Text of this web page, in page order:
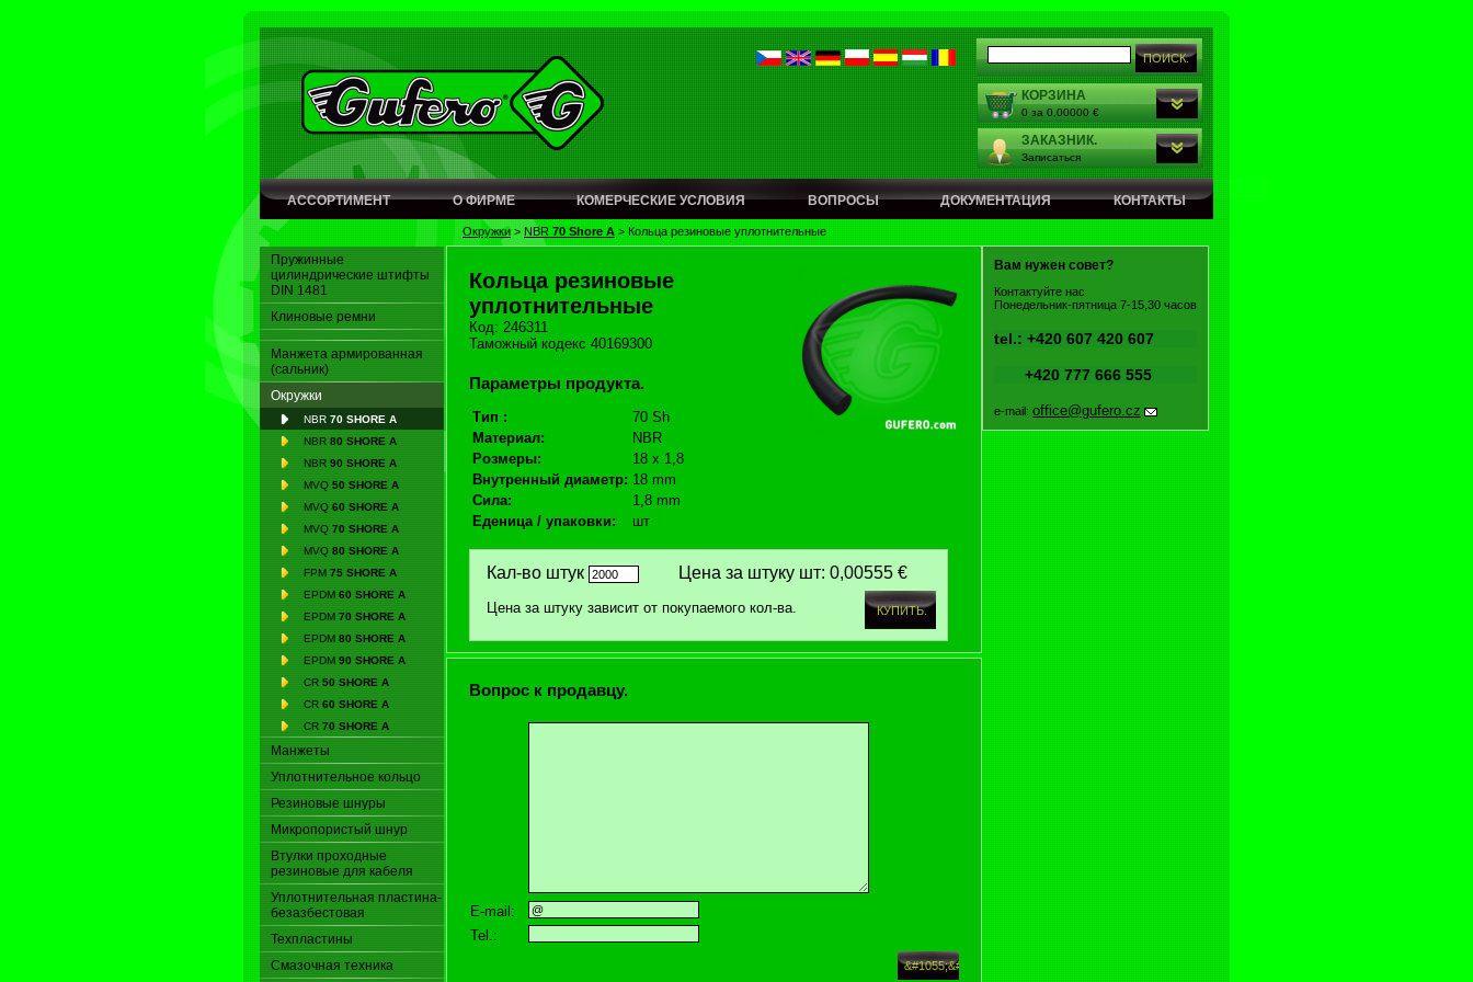
КОРЗИНА
0 за 0,00000 €
ЗАКАЗНИК.
Записаться
АССОРТИМЕНТ О ФИРМЕ КОМЕРЧЕСКИЕ УСЛОВИЯ ВОПРОСЫ ДОКУМЕНТАЦИЯ КОНТАКТЫ
Окружки > NBR 70 Shore A > Кольца резиновые уплотнительные
Пружинные
цилиндрические штифты
DIN 1481
Клиновые ремни
Манжета армированная
(сальник)
Окружки
NBR 70 SHORE A
NBR 80 SHORE A
NBR 90 SHORE A
MVQ 50 SHORE A
MVQ 60 SHORE A
MVQ 70 SHORE A
MVQ 80 SHORE A
FPM 75 SHORE A
EPDM 60 SHORE A
EPDM 70 SHORE A
EPDM 80 SHORE A
EPDM 90 SHORE A
CR 50 SHORE A
CR 60 SHORE A
CR 70 SHORE A
Манжеты
Уплoтнительное кольцо
Резиновые шнуры
Микропористый шнур
Втулки проходные
резиновые для кабеля
Уплотнительная пластина-
безазбестовая
Техпластины
Смазочная техника
Кольца резиновые
уплотнительные
Код: 246311
Таможный кодекс 40169300
Параметры продукта.
Тип :
70 Sh
Материал:
NBR
Розмеры:
18 x 1,8
Внутренный диаметр: 18 mm
Сила:
1,8 mm
Еденица / упаковки:
шт
Кал-во штук Цена за штуку шт: 0,00555 €
Цена за штуку зависит от покупаемого кол-ва.
Вопрос к продавцу.
E-mail:
Tel.:
Вам нужен совет?
Контактуйте нас
Понедельник-пятница 7-15,30 часов
tel.: +420 607 420 607
+420 777 666 555
e-mail: office@gufero.cz